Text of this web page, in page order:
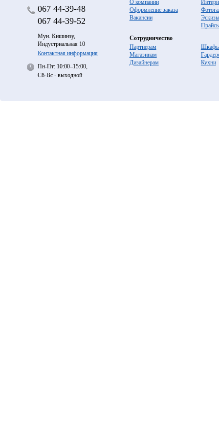
067 44-39-48
067 44-39-52
Мун. Кишинэу,
Индустриальная 10
Контактная информация
Пн-Пт: 10:00–15:00,
Сб-Вс - выходной
О компании
Оформление заказа
Вакансии
Эскизы
Сотрудничество
Партнерам
Магазинам
Дизайнерам
Кухни